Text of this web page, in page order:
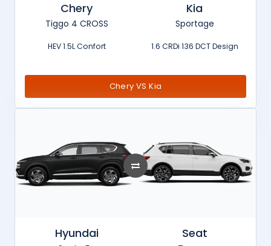
Chery
Tiggo 4 CROSS
HEV 1.5L Confort
Kia
Sportage
1.6 CRDi 136 DCT Design
Chery VS Kia
Hyundai Seat